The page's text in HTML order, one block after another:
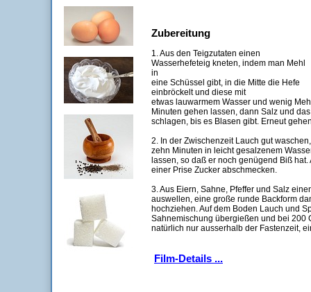
Zubereitung
1. Aus den Teigzutaten einen
Wasserhefeteig kneten, indem man Mehl
in
eine Schüssel gibt, in die Mitte die Hefe
einbröckelt und diese mit
etwas lauwarmem Wasser und wenig
Minuten gehen lassen, dann Salz und
schlagen, bis es Blasen gibt. Erneut
2. In der Zwischenzeit Lauch gut
zehn Minuten in leicht gesalzenem
lassen, so daß er noch genügend Biß
einer Prise Zucker abschmecken.
3. Aus Eiern, Sahne, Pfeffer und Salz
auswellen, eine große runde Backform
hochziehen. Auf dem Boden Lauch und
Sahnemischung übergießen und bei 200
natürlich nur ausserhalb der Fastenzeit,
Film-Details ...